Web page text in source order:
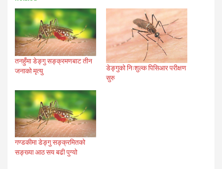
तनहुँमा डेङ्गु सङ्क्रमणबाट तीन
जनाको मृत्यु
डेङ्गुको निःशुल्क पिसिआर परीक्षण
सुरु
गण्डकीमा डेङ्गु सङ्क्रमितको
सङ्ख्या आठ सय बढी पुग्यो